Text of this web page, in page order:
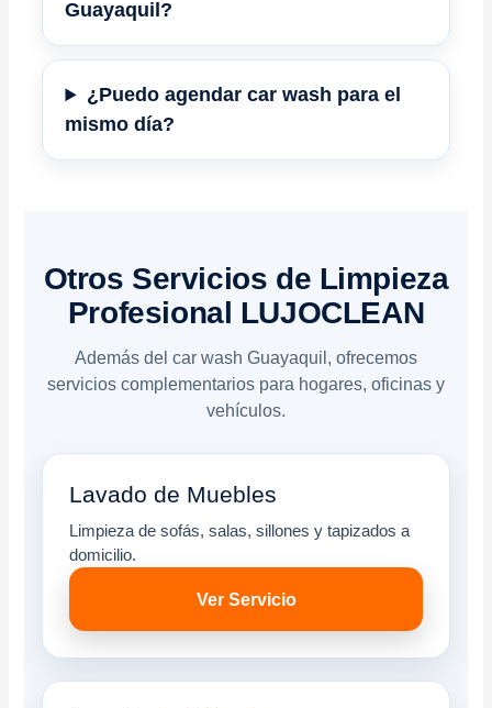
Guayaquil?
¿Puedo agendar car wash para el
mismo día?
Otros Servicios de Limpieza
Profesional LUJOCLEAN
Además del car wash Guayaquil, ofrecemos
servicios complementarios para hogares, oficinas y
vehículos.
Lavado de Muebles
Limpieza de sofás, salas, sillones y tapizados a
domicilio.
Ver Servicio